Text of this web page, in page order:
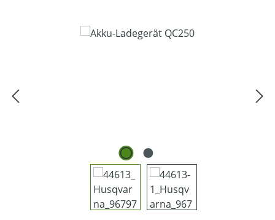
Bildergalerie überspringen